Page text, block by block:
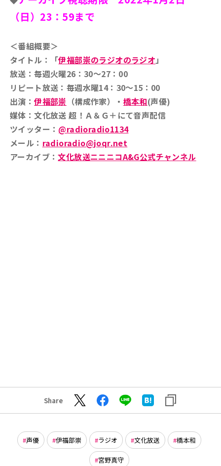
（日）23：59まで
＜番組概要＞
タイトル：「伊福部崇のラジオのラジオ」
放送：毎週火曜26：30～27：00
リピート放送：毎週水曜14：30～15：00
出演：伊福部崇 （構成作家）・ 橋本和(声優)
媒体：文化放送 超！Ａ＆Ｇ＋にて音声配信
ツイッター： @radioradio1134
メール： radioradio@joqr.net
アーカイブ：文化放送ニニニコA&G公式チャンネル
Share
声優 伊福部崇 ラジオ 文化放送 橋本和
宮野真守